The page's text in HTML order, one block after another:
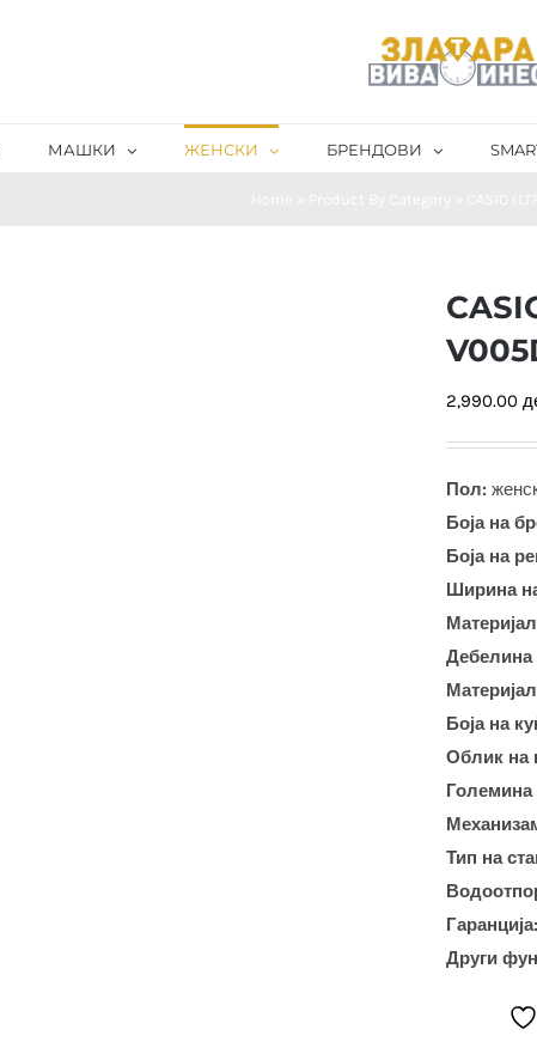
МАШКИ ЖЕНСКИ БРЕНДОВИ
2,990.00
Пол:
Боја на
Боја на
Ширина
Дебелина
Боја на
Облик на
Големина
Тип на
Гаранција:
Други